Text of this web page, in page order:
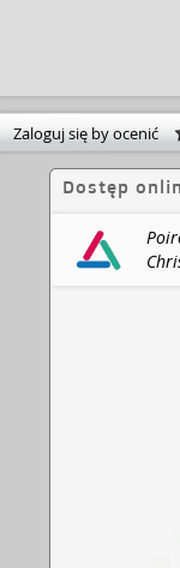
Zaloguj się by ocenić
Dostęp